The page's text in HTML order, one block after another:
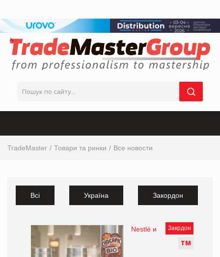
TradeMaster Товари та ринки Все новости
Всі Україна Закордон
Закрдон
ТМ
Nestlé и